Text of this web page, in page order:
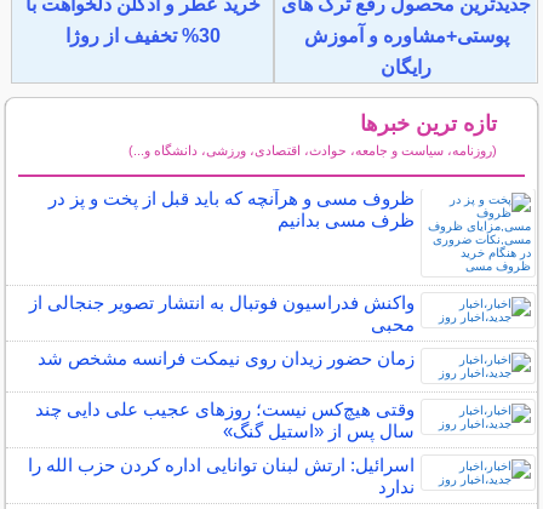
جدیدترین محصول رفع ترک های
پوستی+مشاوره و آموزش
رایگان
خرید عطر و ادکلن دلخواهت با
30% تخفیف از روژا
تازه ترین خبرها
(روزنامه، سیاست و جامعه، حوادث، اقتصادی، ورزشی، دانشگاه و...)
ظروف مسی و هرآنچه که باید قبل از پخت و پز در
ظرف مسی بدانیم
واکنش فدراسیون فوتبال به انتشار تصویر جنجالی از
محبی
زمان حضور زیدان روی نیمکت فرانسه مشخص شد
وقتی هیچ‌کس نیست؛ روزهای عجیب علی دایی چند
سال پس از «استیل گنگ»
اسرائیل: ارتش لبنان توانایی اداره کردن حزب الله را
ندارد